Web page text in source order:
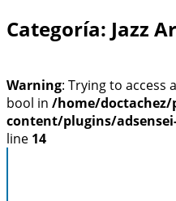
Categoría: Jazz
Warning: Trying to access
bool in /home/
content/plugins/
line 14